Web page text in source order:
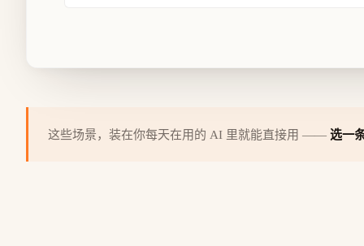
这些场景，装在你每天在用的 AI 里就能直接用 —— 选一